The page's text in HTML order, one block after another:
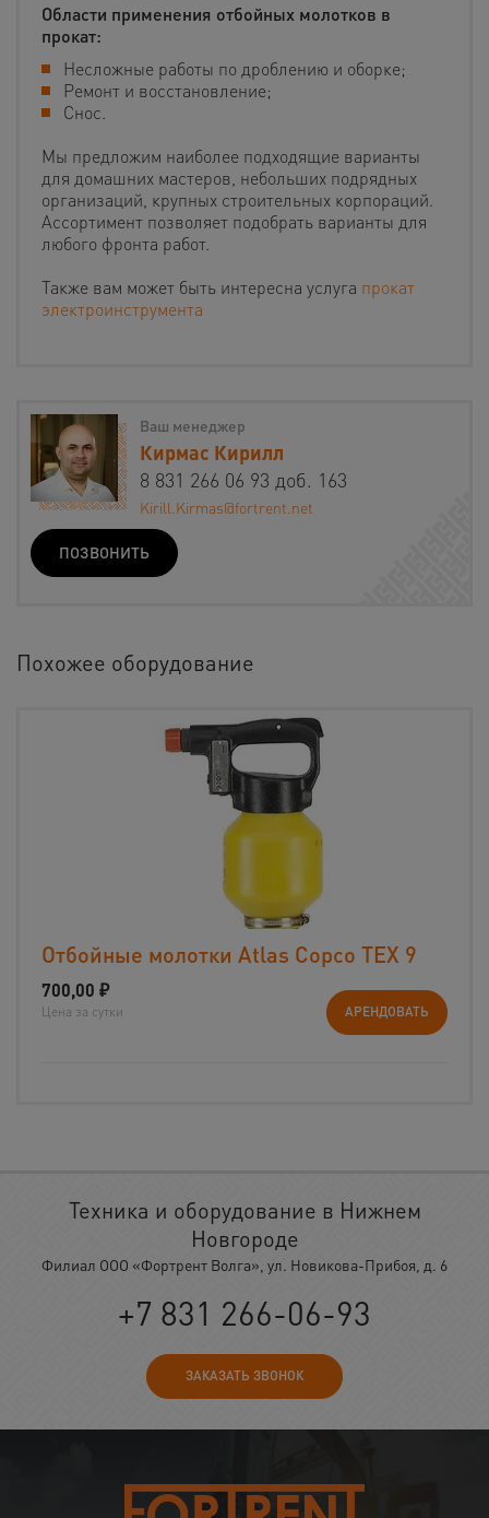
Области применения отбойных молотков в
прокат:
Несложные работы по дроблению и оборке;
Ремонт и восстановление;
Снос.
Мы предложим наиболее подходящие варианты
для домашних мастеров, небольших подрядных
организаций, крупных строительных корпораций.
Ассортимент позволяет подобрать варианты для
любого фронта работ.
Также вам может быть интересна услуга прокат
электроинструмента
Ваш менеджер
Кирмас Кирилл
8 831 266 06 93 доб. 163
Kirill.Kirmas@fortrent.net
ПОЗВОНИТЬ
Похожее оборудование
Отбойные молотки Atlas Copco TEX 9
700,00 ₽
Цена за сутки АРЕНДОВАТЬ
Техника и оборудование в Нижнем
Новгороде
Филиал ООО «Фортрент Волга», ул. Новикова-Прибоя, д. 6
+7 831 266-06-93
ЗАКАЗАТЬ ЗВОНОК